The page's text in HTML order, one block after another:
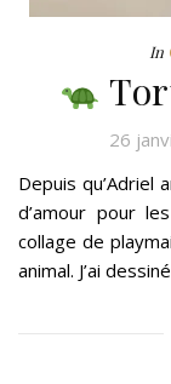
In
26
Depuis qu’Adriel
d’amour pour
collage de
animal. J’ai